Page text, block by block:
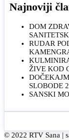
Najnoviji
DOM
RUDAR
ŽIVE KOD
SLOBODE
SANSKI
© 2022 RTV Sana |